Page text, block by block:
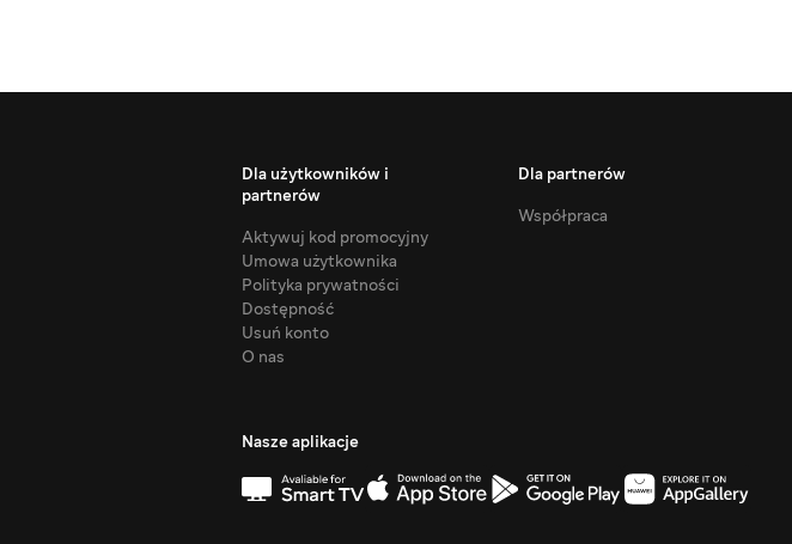
Dla użytkowników i
partnerów
Aktywuj kod promocyjny
Umowa użytkownika
Polityka prywatności
Dostępność
Usuń konto
O nas
Dla partnerów
Współpraca
Nasze aplikacje